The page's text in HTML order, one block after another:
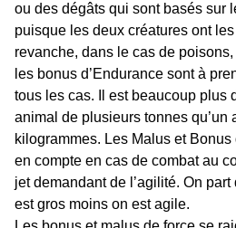
ou des dégâts qui sont basés sur
puisque les deux créatures ont
revanche, dans le cas de
les bonus d’Endurance sont à
tous les cas. Il est beaucoup plus
animal de plusieurs tonnes qu’un
kilogrammes. Les Malus et Bonus
en compte en cas de combat au
jet demandant de l’agilité. On
est gros moins on est agile.